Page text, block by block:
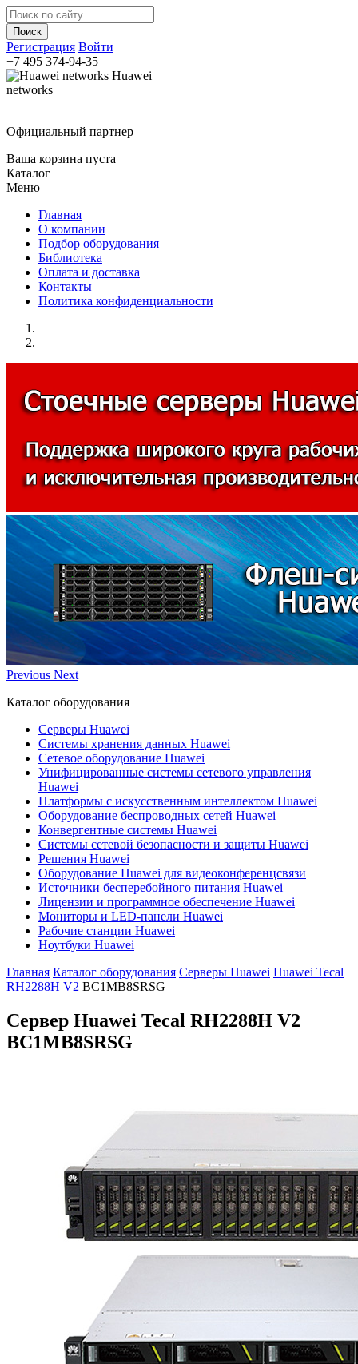
Регистрация Войти
+7 495 374-94-35
Huawei
networks
Официальный партнер
Ваша корзина пуста
Каталог
Меню
Главная
О компании
Подбор оборудования
Библиотека
Оплата и доставка
Контакты
Политика конфиденциальности
Previous Next
Каталог оборудования
Серверы Huawei
Системы хранения данных Huawei
Сетевое оборудование Huawei
Унифицированные системы сетевого управления
Huawei
Платформы с искусственным интеллектом Huawei
Оборудование беспроводных сетей Huawei
Конвергентные системы Huawei
Системы сетевой безопасности и защиты Huawei
Решения Huawei
Оборудование Huawei для видеоконференцсвязи
Источники бесперебойного питания Huawei
Лицензии и программное обеспечение Huawei
Мониторы и LED-панели Huawei
Рабочие станции Huawei
Ноутбуки Huawei
Главная Каталог оборудования Серверы Huawei Huawei Tecal
RH2288H V2 BC1MB8SRSG
Сервер Huawei Tecal RH2288H V2
BC1MB8SRSG